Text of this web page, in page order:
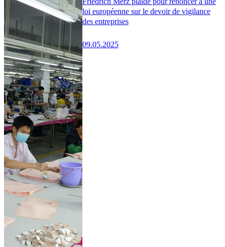
loi européenne sur le devoir de vigilance
des entreprises
09.05.2025